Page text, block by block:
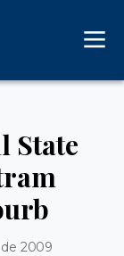
State
2009